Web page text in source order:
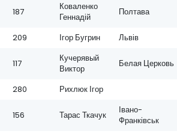
187
Коваленко
Геннадій
Полтава
209 Ігор Бугрин Львів
117
Кучерявый
Виктор
Белая Церковь
280 Рихлюк Ігор
156 Тарас Ткачук
Івано-
Франківськ